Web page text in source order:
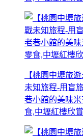
【桃園中壢旅
未知旅程-用盲
巷小館的美味
食,中壢紅樓欣